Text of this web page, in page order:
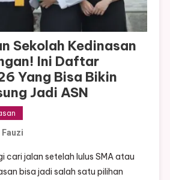
Sekolah Kedinasan
Ini Daftar
Yang Bisa Bikin
Jadi ASN
Fauzi
cari jalan setelah lulus SMA atau
bisa jadi salah satu pilihan